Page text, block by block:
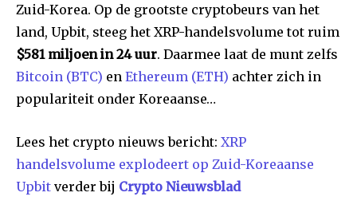
Zuid-Korea. Op de grootste cryptobeurs van het
land, Upbit, steeg het XRP-handelsvolume tot ruim
$581 miljoen in 24 uur. Daarmee laat de munt zelfs
Bitcoin (BTC) en Ethereum (ETH) achter zich in
populariteit onder Koreaanse…
Lees het crypto nieuws bericht: XRP
handelsvolume explodeert op Zuid-Koreaanse
Upbit verder bij Crypto Nieuwsblad